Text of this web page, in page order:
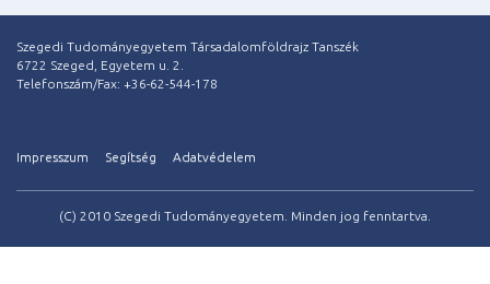
Szegedi Tudományegyetem Társadalomföldrajz Tanszék
6722 Szeged, Egyetem u. 2.
Telefonszám/Fax: +36-62-544-178
Impresszum Segítség Adatvédelem
(C) 2010 Szegedi Tudományegyetem. Minden jog fenntartva.